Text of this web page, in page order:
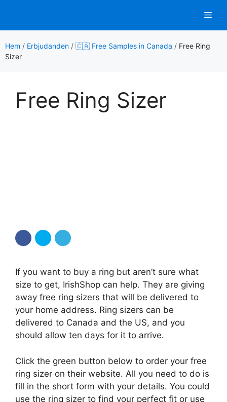
innehåll
Hem / Erbjudanden / 🇨🇦 Free Samples in Canada / Free Ring
Sizer
Free Ring Sizer
If you want to buy a ring but aren’t sure what
size to get, IrishShop can help. They are giving
away free ring sizers that will be delivered to
your home address. Ring sizers can be
delivered to Canada and the US, and you
should allow ten days for it to arrive.
Click the green button below to order your free
ring sizer on their website. All you need to do is
fill in the short form with your details. You could
use the ring sizer to find your perfect fit or use